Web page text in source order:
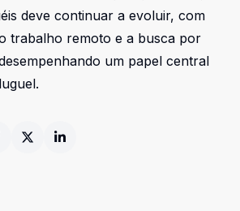
deve continuar a evoluir, com
trabalho remoto e a busca por
um papel central